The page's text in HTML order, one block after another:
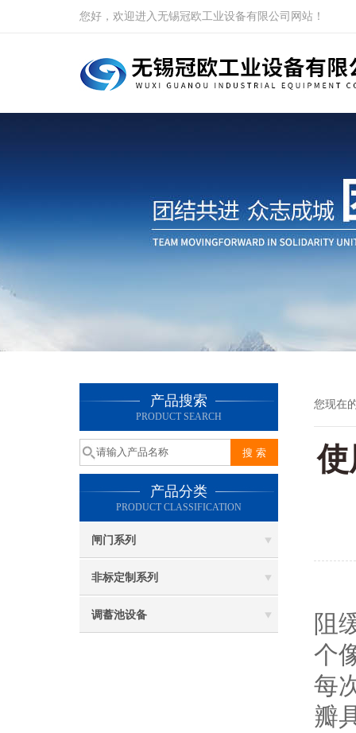
您好，欢迎进入无锡冠欧工业设备有限公司网站！
产品搜索
PRODUCT SEARCH
产品分类
PRODUCT CLASSIFICATION
闸门系列
非标定制系列
调蓄池设备
您现在
使
阻
个
每
瓣